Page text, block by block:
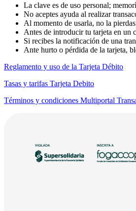
La clave es de uso personal;
No aceptes ayuda al realizar
Al momento de usarla, no la
Antes de introducir tu tarjeta en un
Si recibes la notificación de una
Ante hurto o pérdida de la tarjeta,
Reglamento y uso de la Tarjeta Débito
Tasas y tarifas Tarjeta Debito
Términos y condiciones Multiportal